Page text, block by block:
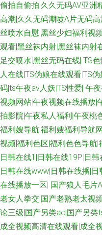
女色网 91熟女色 jk啪啪内射 福利
欧美久久 国产自拍三级 亚洲第一
草香蕉97 日韩肏屄网站 韩美狠
91se 在线免费小视频 日本片源午
a级在线观看 久热精品在线 国产
费 超碰91操 97午夜剧场 www男
妇在线 性欧美日韩 韩日av不卡 超
欧美激情A级片 国产精品肏屄电
91免费看片天堂 欧美性爱伊人 人
偷拍自偷拍|久久无码AV亚洲
高潮|久久无码潮喷A片无码
丝喷水自慰|黑丝少妇福利视
观看|黑丝袜内射|黑丝袜内射
足交喷水|黑丝无码在线| TS
人在线|TS伪娘在线观看|TS
码|ts午夜av人妖|TS性爱| 午
视频网站|午夜视频在线播放|
拍影院|午夜私人福利|午夜桃
福利嫂导航|福利嫂福利导航
视频|福利色区|福利色色导航
日韩在线1|日韩在线19P|日
日韩在线www|日韩在线播|
在线播放一区| 国产狼人毛片
老女人拳交|国产老熟老太视
论三级|国产另类ac|国产另类
成全视频高清在线观看|成全